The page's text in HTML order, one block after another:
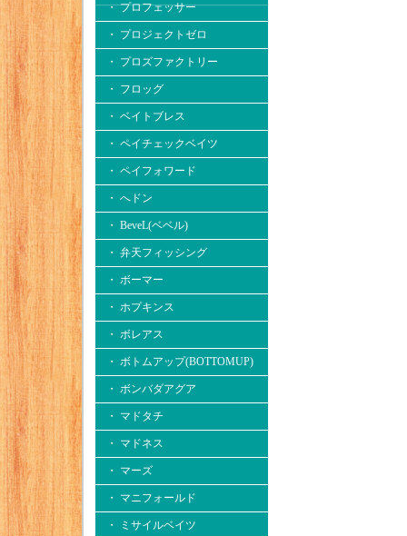
・ プロフェッサー
・ プロジェクトゼロ
・ プロズファクトリー
・ フロッグ
・ ベイトブレス
・ ペイチェックベイツ
・ ペイフォワード
・ へドン
・ BeveL(ベベル)
・ 弁天フィッシング
・ ボーマー
・ ホプキンス
・ ボレアス
・ ボトムアップ(BOTTOMUP)
・ ボンバダアグア
・ マドタチ
・ マドネス
・ マーズ
・ マニフォールド
・ ミサイルベイツ